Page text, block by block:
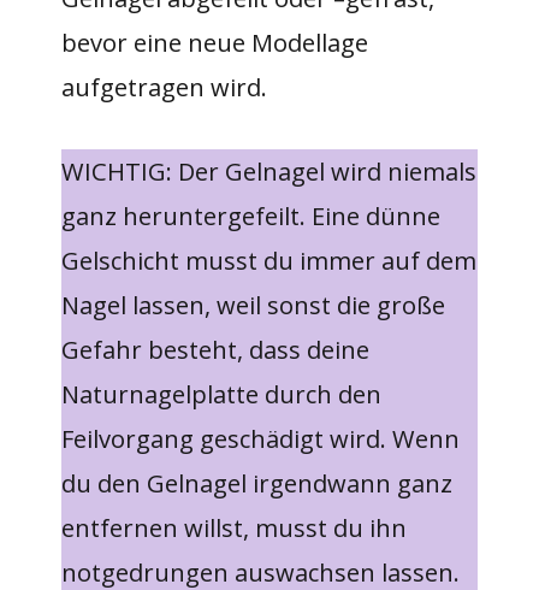
bevor eine neue Modellage
aufgetragen wird.
WICHTIG: Der Gelnagel wird niemals
ganz heruntergefeilt. Eine dünne
Gelschicht musst du immer auf dem
Nagel lassen, weil sonst die große
Gefahr besteht, dass deine
Naturnagelplatte durch den
Feilvorgang geschädigt wird. Wenn
du den Gelnagel irgendwann ganz
entfernen willst, musst du ihn
notgedrungen auswachsen lassen.